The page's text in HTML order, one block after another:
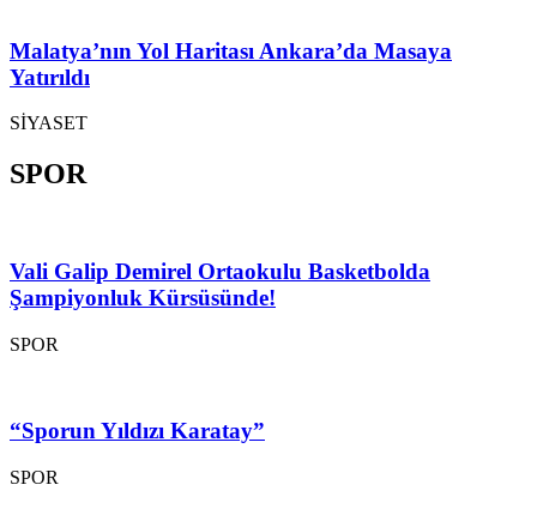
Malatya’nın Yol Haritası Ankara’da Masaya
Yatırıldı
SİYASET
SPOR
Vali Galip Demirel Ortaokulu Basketbolda
Şampiyonluk Kürsüsünde!
SPOR
“Sporun Yıldızı Karatay”
SPOR